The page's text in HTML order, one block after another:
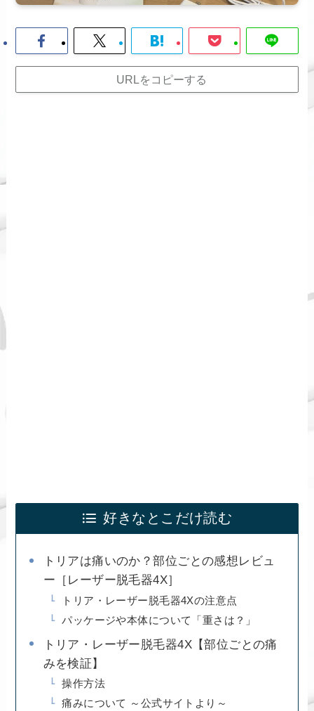
URLをコピーする
好きなとこだけ読む
トリアは痛いのか？部位ごとの感想レビュ
ー［レーザー脱毛器4X］
トリア・レーザー脱毛器4Xの注意点
パッケージや本体について「重さは？」
トリア・レーザー脱毛器4X【部位ごとの痛
みを検証】
操作方法
痛みについて ～公式サイトより～